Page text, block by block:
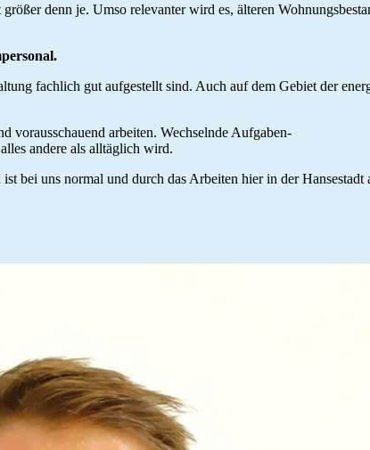
denn je. Umso relevanter wird es, älteren
fachlich gut aufgestellt sind. Auch auf dem Gebiet der
vorausschauend arbeiten. Wechselnde Aufgaben-
andere als alltäglich wird.
bei uns normal und durch das Arbeiten hier in der Hansestadt